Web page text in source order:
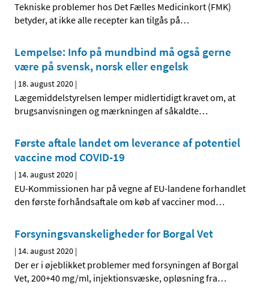
Tekniske problemer hos Det Fælles Medicinkort (FMK)
betyder, at ikke alle recepter kan tilgås på…
Lempelse: Info på mundbind må også gerne
være på svensk, norsk eller engelsk
| 18. august 2020 |
Lægemiddelstyrelsen lemper midlertidigt kravet om, at
brugsanvisningen og mærkningen af såkaldte…
Første aftale landet om leverance af potentiel
vaccine mod COVID-19
| 14. august 2020 |
EU-Kommissionen har på vegne af EU-landene forhandlet
den første forhåndsaftale om køb af vacciner mod…
Forsyningsvanskeligheder for Borgal Vet
| 14. august 2020 |
Der er i øjeblikket problemer med forsyningen af Borgal
Vet, 200+40 mg/ml, injektionsvæske, opløsning fra…